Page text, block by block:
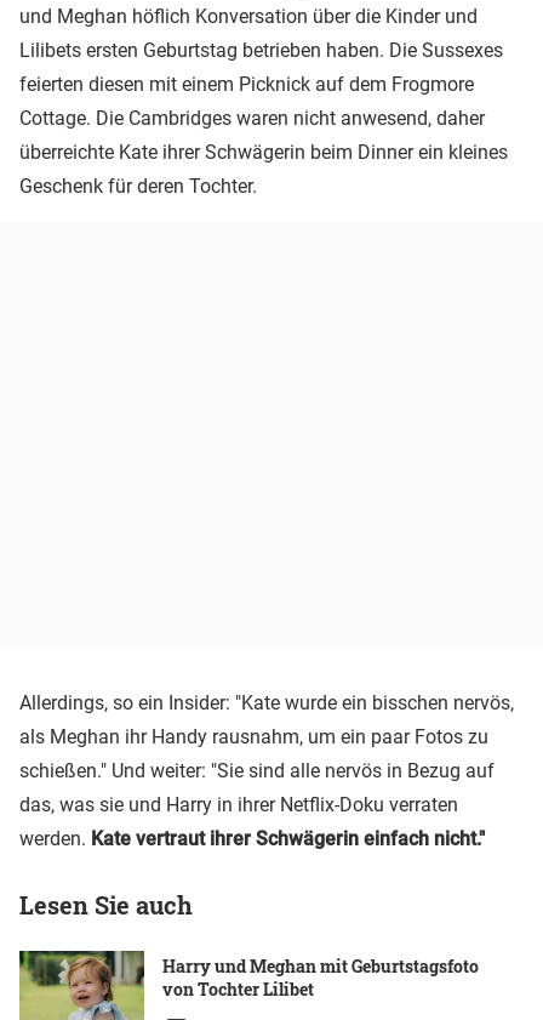
und Meghan höflich Konversation über die Kinder und
Lilibets ersten Geburtstag betrieben haben. Die Sussexes
feierten diesen mit einem Picknick auf dem Frogmore
Cottage. Die Cambridges waren nicht anwesend, daher
überreichte Kate ihrer Schwägerin beim Dinner ein kleines
Geschenk für deren Tochter.
Allerdings, so ein Insider: "Kate wurde ein bisschen nervös,
als Meghan ihr Handy rausnahm, um ein paar Fotos zu
schießen." Und weiter: "Sie sind alle nervös in Bezug auf
das, was sie und Harry in ihrer Netflix-Doku verraten
werden. Kate vertraut ihrer Schwägerin einfach nicht."
Lesen Sie auch
Harry und Meghan mit Geburtstagsfoto
von Tochter Lilibet